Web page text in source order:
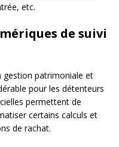
etc.
de suivi
gestion patrimoniale et
pour les détenteurs
permettent de
certains calculs et
de rachat.